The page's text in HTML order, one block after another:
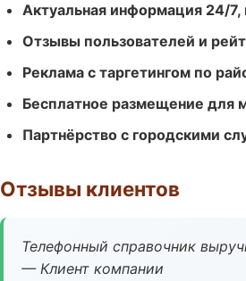
Актуальная информация 24/
Отзывы пользователей и
Реклама с таргетингом по
Бесплатное размещение для
Партнёрство с городскими
Отзывы клиентов
Телефонный справочник
— Клиент компании